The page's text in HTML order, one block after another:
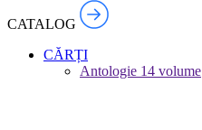
CATALOG
CĂRȚI
Antologie 14 volume